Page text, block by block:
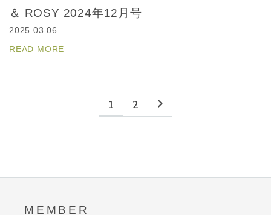
＆ ROSY 2024年12月号
2025.03.06
READ MORE
1 2
MEMBER